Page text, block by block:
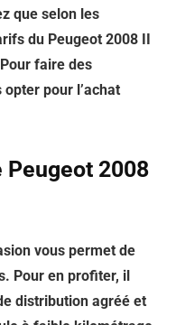
que selon les
du Peugeot 2008 II
faire des
pour l’achat
Peugeot 2008
vous permet de
Pour en profiter, il
distribution agréé et